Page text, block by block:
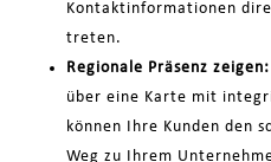
Kontaktinformationen
treten.
Regionale Präsenz zeigen:
über eine Karte mit
können Ihre Kunden den
Weg zu Ihrem